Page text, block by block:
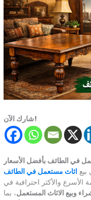
شارك الآن!
في الطائف بأفضل الأسعار
اثاث مستعمل في الطائف
والأكثر احترافية في
وبيع الاثاث المستعمل، بما